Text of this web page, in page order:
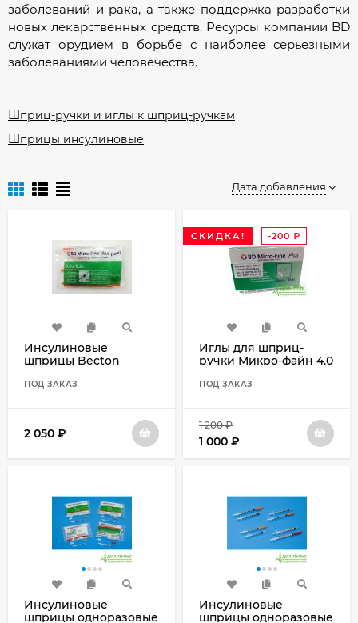
заболеваний и рака, а также поддержка разработки
новых лекарственных средств. Ресурсы компании BD
служат орудием в борьбе с наиболее серьезными
заболеваниями человечества.
Шприц-ручки и иглы к шприц-ручкам
Шприцы инсулиновые
Дата добавления
Инсулиновые
шприцы Becton
Файн Плюс Деми (BD
(30G) х 8 мм, 100 шт.
ПОД ЗАКАЗ
2 050 ₽
СКИДКА! -200 ₽
Иглы для шприц-
ручки Микро-файн 4,0
мм) №100
ПОД ЗАКАЗ
1 200₽
1 000 ₽
Инсулиновые
шприцы одноразовые
Инсулиновые
шприцы одноразовые